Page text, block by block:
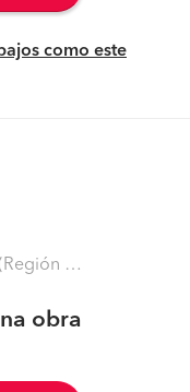
como este
- Santiago)
obra